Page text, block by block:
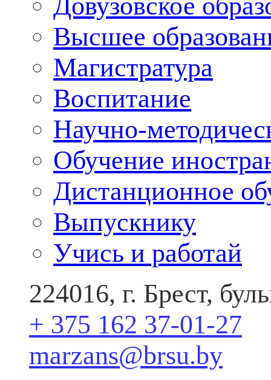
Высшее
Магистратура
Воспитание
Научно-
Обучение
Дистанционное
Выпускнику
Учись и работай
224016, г. Брест,
+ 375 162 37-01-27
marzans@brsu.by